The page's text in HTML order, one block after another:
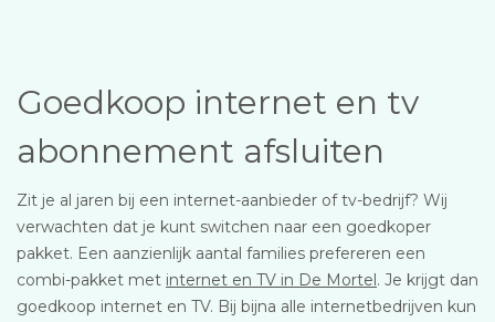
Goedkoop internet en tv
abonnement afsluiten
Zit je al jaren bij een internet-aanbieder of tv-bedrijf? Wij
verwachten dat je kunt switchen naar een goedkoper
pakket. Een aanzienlijk aantal families prefereren een
combi-pakket met internet en TV in De Mortel. Je krijgt dan
goedkoop internet en TV. Bij bijna alle internetbedrijven kun